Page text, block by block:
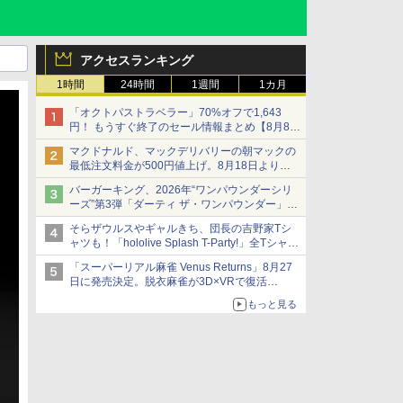
アクセスランキング
1時間 24時間 1週間 1カ月
「オクトパストラベラー」70%オフで1,643
円！ もうすぐ終了のセール情報まとめ【8月8日
更新】
ニンテンドーeショップでは「大神 絶景版」が
67%オフで990円
マクドナルド、マックデリバリーの朝マックの
最低注文料金が500円値上げ。8月18日より
1,500円から受付
バーガーキング、2026年“ワンパウンダーシリ
ーズ”第3弾「ダーティ ザ・ワンパウンダー」を
8月7日発売
「特製ガーリックマヨソース」を使用した超大
型チーズバーガー
そらザウルスやギャルきち、団長の吉野家Tシ
ャツも！「hololive Splash T-Party!」全Tシャツ
ラインナップ公開＆オンライン販売開始
「スーパーリアル麻雀 Venus Returns」8月27
日に発売決定。脱衣麻雀が3D×VRで復活
発売から2週間は20%オフになるセールが実施
もっと見る